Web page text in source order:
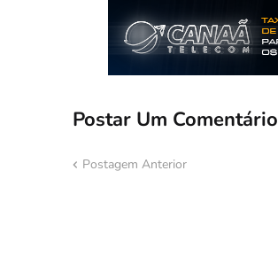
Postar Um Comentário
Postagem Anterior